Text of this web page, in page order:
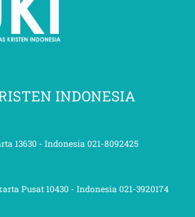
INDONESIA
13630 - Indonesia 021-8092425
Pusat 10430 - Indonesia 021-3920174